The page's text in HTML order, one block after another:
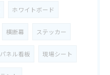
ホワイトボード
横断幕 ステッカー
パネル看板 現場シート